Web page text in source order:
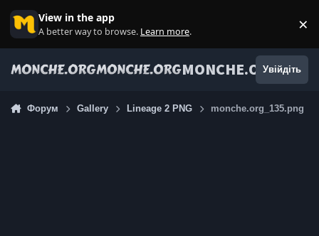
View in the app
A better way to browse. Learn more. ×
MONCHE.ORGУвійдіть
Форум Gallery Lineage 2 PNG monche.org_135.png